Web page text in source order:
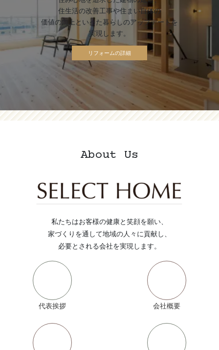
住生活の改善工事や住まい自体の
価値の向上といった暮らしのアップデートを
実現します。
About Us
代表挨拶 会社概要